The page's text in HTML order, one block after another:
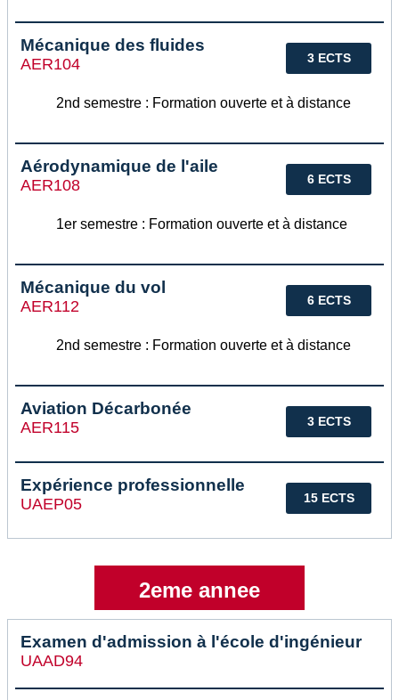
3 ECTS
Mécanique des fluides
AER104
2nd semestre : Formation ouverte et à distance
6 ECTS
Aérodynamique de l'aile
AER108
1er semestre : Formation ouverte et à distance
6 ECTS
Mécanique du vol
AER112
2nd semestre : Formation ouverte et à distance
3 ECTS
Aviation Décarbonée
AER115
15 ECTS
Expérience professionnelle
UAEP05
2eme annee
Examen d'admission à l'école d'ingénieur
UAAD94